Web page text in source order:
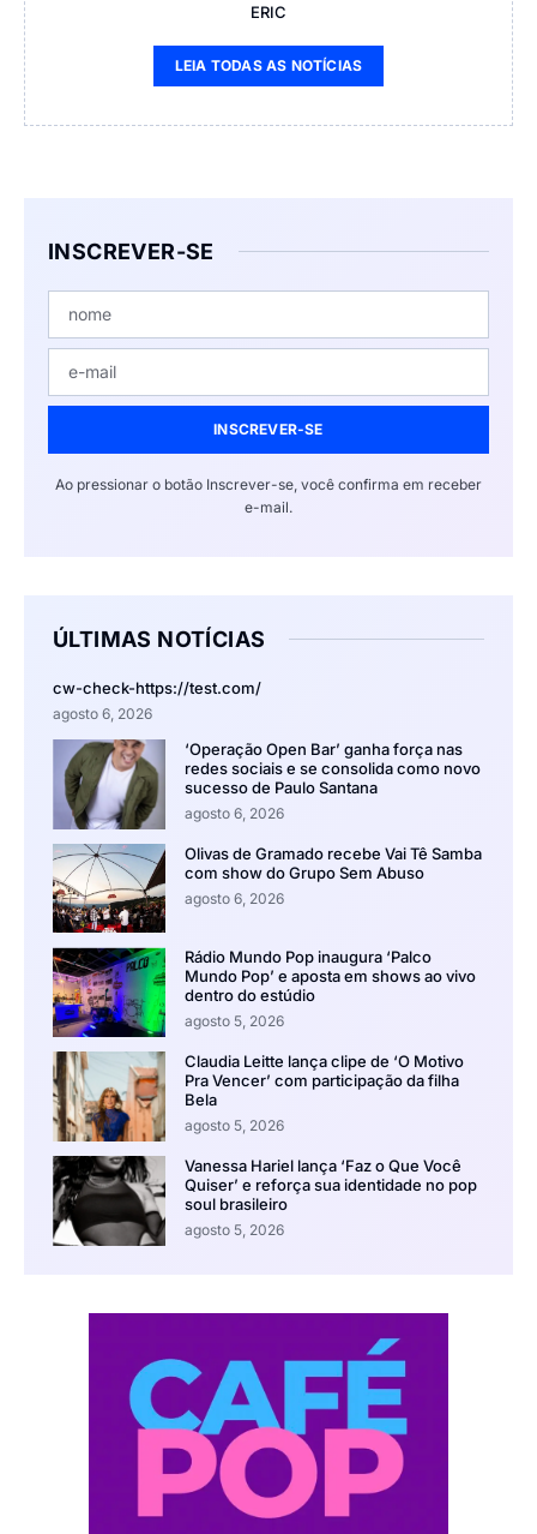
ERIC
LEIA TODAS AS NOTÍCIAS
INSCREVER-SE
INSCREVER-SE
Ao pressionar o botão Inscrever-se, você confirma em receber
e-mail.
ÚLTIMAS NOTÍCIAS
cw-check-https://test.com/
agosto 6, 2026
‘Operação Open Bar’ ganha força nas
redes sociais e se consolida como novo
sucesso de Paulo Santana
agosto 6, 2026
Olivas de Gramado recebe Vai Tê Samba
com show do Grupo Sem Abuso
agosto 6, 2026
Rádio Mundo Pop inaugura ‘Palco
Mundo Pop’ e aposta em shows ao vivo
dentro do estúdio
agosto 5, 2026
Claudia Leitte lança clipe de ‘O Motivo
Pra Vencer’ com participação da filha
Bela
agosto 5, 2026
Vanessa Hariel lança ‘Faz o Que Você
Quiser’ e reforça sua identidade no pop
soul brasileiro
agosto 5, 2026